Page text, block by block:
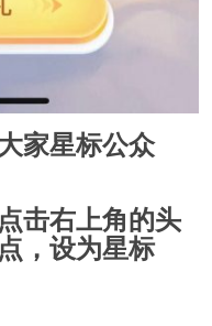
家星标公众
击右上角的头
，设为星标